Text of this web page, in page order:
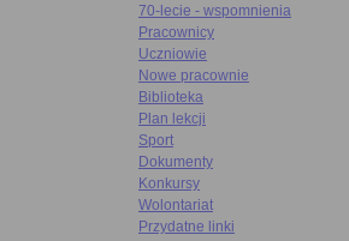
70-lecie - wspomnienia
Pracownicy
Uczniowie
Nowe pracownie
Biblioteka
Plan lekcji
Sport
Dokumenty
Konkursy
Wolontariat
Przydatne linki